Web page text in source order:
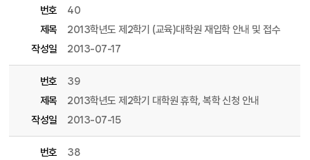
번호
40
제목
2013학년도 제2학기 (교육)대학원 재입학 안내 및 접수
작성일
2013-07-17
번호
39
제목
2013학년도 제2학기 대학원 휴학, 복학 신청 안내
작성일
2013-07-15
번호
38